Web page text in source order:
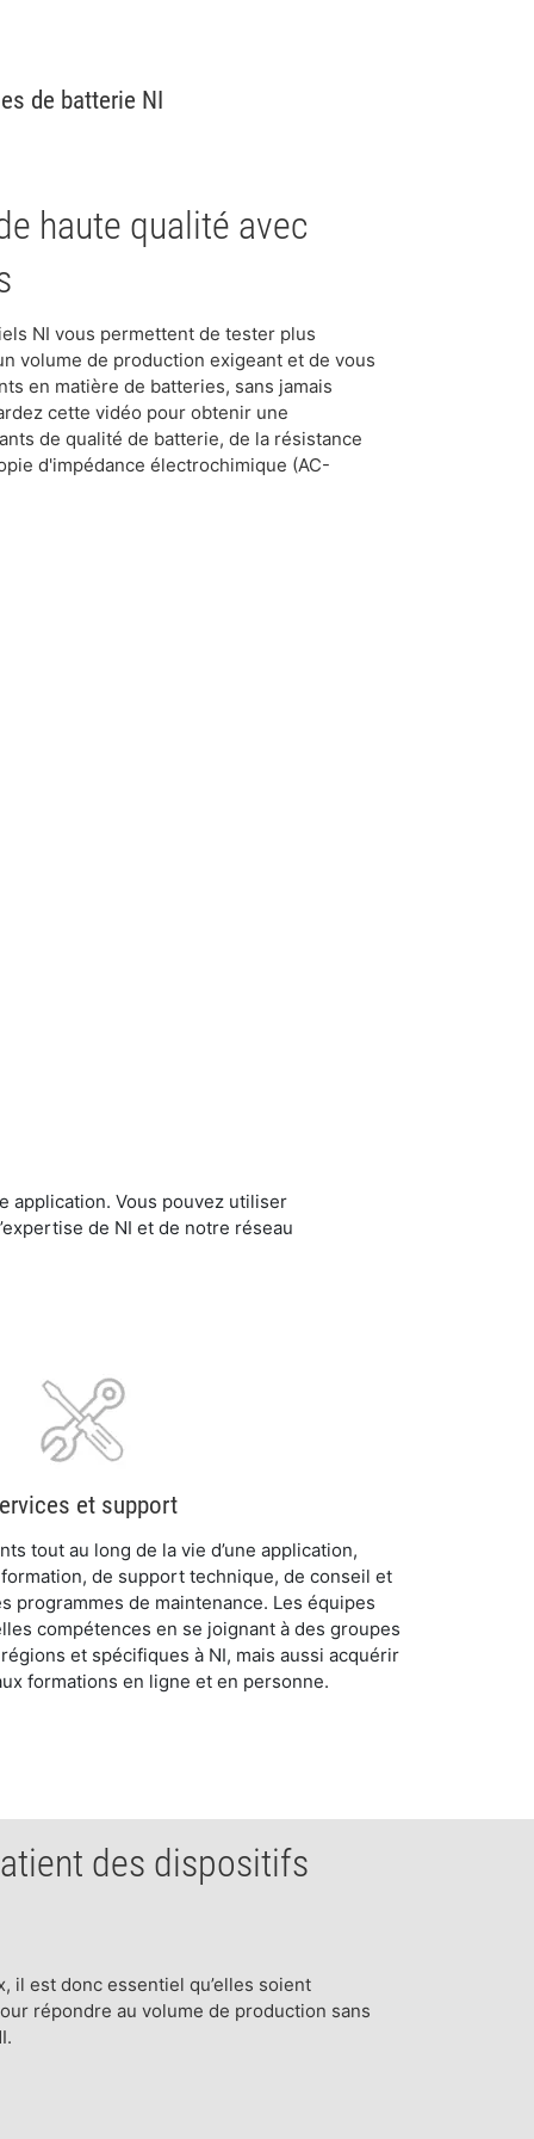
de batterie NI
haute qualité avec
NI vous permettent de tester plus
volume de production exigeant et de vous
en matière de batteries, sans jamais
cette vidéo pour obtenir une
de qualité de batterie, de la résistance
d'impédance électrochimique (AC-
application. Vous pouvez utiliser
de NI et de notre réseau
et support
tout au long de la vie d’une application,
de support technique, de conseil et
programmes de maintenance. Les équipes
compétences en se joignant à des groupes
et spécifiques à NI, mais aussi acquérir
formations en ligne et en personne.
des dispositifs
il est donc essentiel qu’elles soient
répondre au volume de production sans